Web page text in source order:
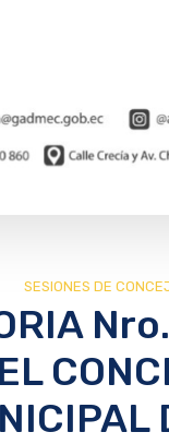
SESIONES DE